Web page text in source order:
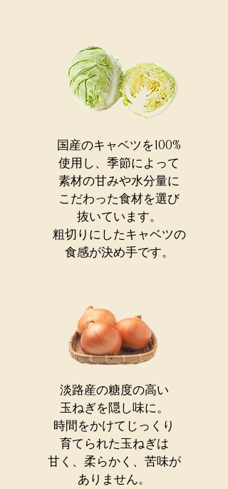
国産のキャベツを100%
使用し、 季節によって
素材の甘みや水分量に
こだわった食材を選び
抜いています。
粗切りにしたキャベツの
食感が決め手です。
淡路産の糖度の高い
玉ねぎを隠し味に。
時間をかけてじっくり
育てられた玉ねぎは
甘く、柔らかく、苦味が
ありません。